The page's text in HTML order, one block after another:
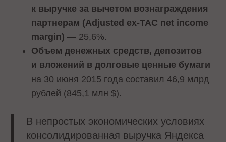
к выручке за вычетом вознаграждения
партнерам (Adjusted ex-TAC net income
margin)— 25,6%.
Объем денежных средств, депозитов
и вложений в долговые ценные бумаги
на 30 июня 2015 года составил 46,9 млрд
рублей (845,1 млн $).
В непростых экономических условиях
консолидированная выручка Яндекса